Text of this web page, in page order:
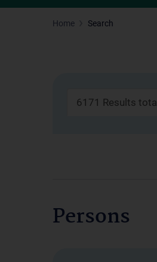
Home Search
6171 Results total
Persons